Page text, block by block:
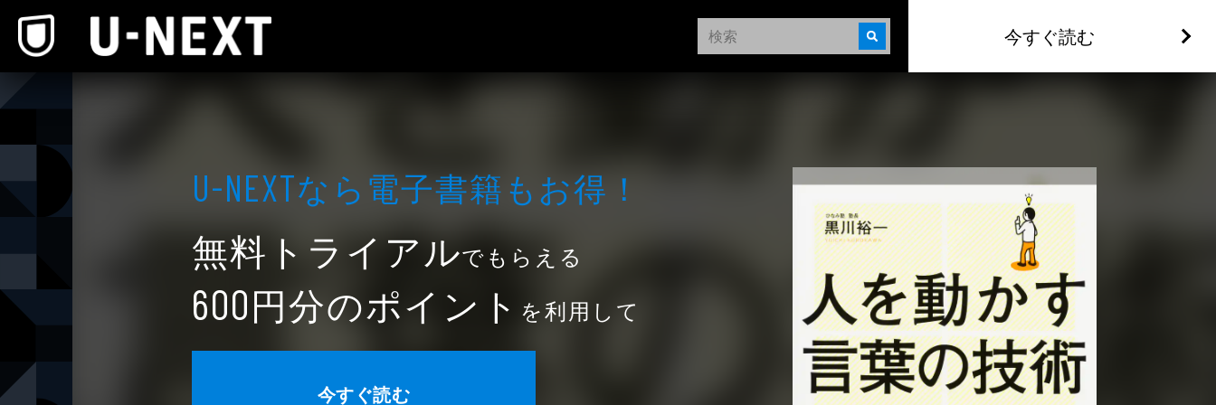
今すぐ読む
U-NEXTなら電⼦書籍もお得！
無料トライアルでもらえる
600円分のポイント を利用して
今すぐ読む